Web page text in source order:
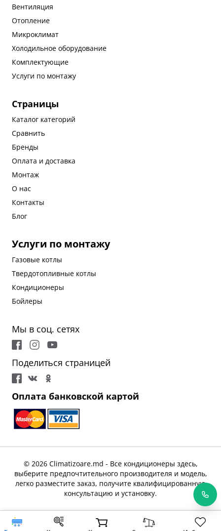
Вентиляция
Отопление
Микроклимат
Холодильное оборудование
Комплектующие
Услуги по монтажу
Страницы
Каталог категорий
Сравнить
Бренды
Оплата и доставка
Монтаж
О нас
Контакты
Блог
Услуги по монтажу
Газовые котлы
Твердотопливные котлы
Кондиционеры
Бойлеры
Мы в соц. сетях
Поделиться страницей
Оплата банковской картой
© 2026 Climatizoare.md - Все кондиционеры здесь,
выберите предпочтительного производителя и модель,
легко разместите заказ, получите квалифицированную
консультацию и установку.